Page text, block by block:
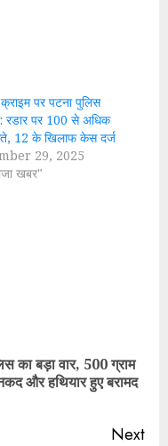
पर पटना पुलिस
रडार पर 100 से अधिक
12 के खिलाफ केस दर्ज
29, 2025
खबर"
का बड़ा वार, 500 ग्राम
और हथियार हुए बरामद
Next